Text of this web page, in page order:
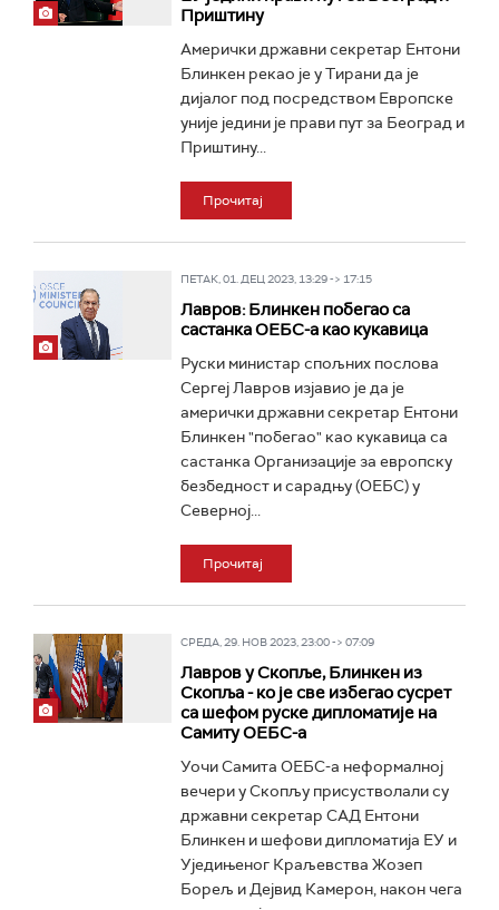
Приштину
Aмерички државни секретар Ентони
Блинкен рекао је у Тирани да је
дијалог под посредством Европске
уније једини је прави пут за Београд и
Приштину...
Прочитај
ПЕТАК, 01. ДЕЦ 2023, 13:29 -> 17:15
Лавров: Блинкен побегао са
састанка ОЕБС-a као кукавица
Руски министар спољних послова
Сергеј Лавров изјавио је да је
амерички државни секретар Ентони
Блинкен "побегао" као кукавица са
састанка Организације за европску
безбедност и сарадњу (ОЕБС) у
Северној...
Прочитај
СРЕДА, 29. НОВ 2023, 23:00 -> 07:09
Лавров у Скопље, Блинкен из
Скопља - ко је све избегао сусрет
са шефом руске дипломатије на
Самиту ОЕБС-а
Уочи Самита ОЕБС-а неформалној
вечери у Скопљу присустволали су
државни секретар САД Ентони
Блинкен и шефови дипломатија ЕУ и
Уједињеног Краљевства Жозеп
Борељ и Дејвид Камерон, након чега